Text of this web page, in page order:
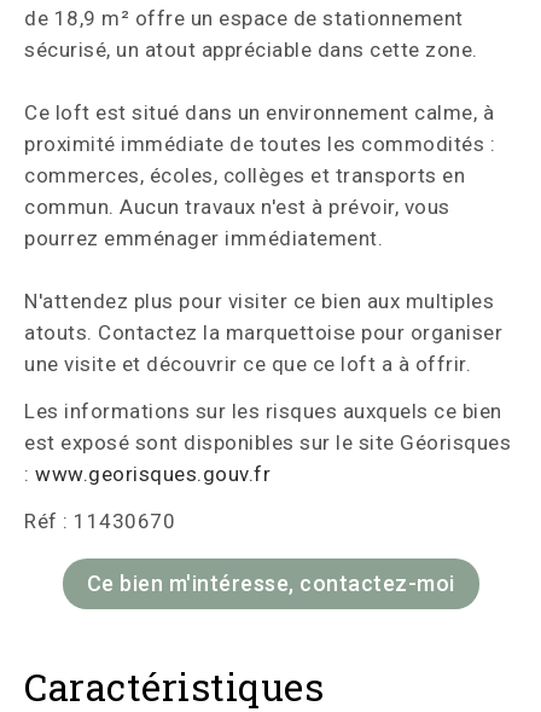
de 18,9 m² offre un espace de stationnement
sécurisé, un atout appréciable dans cette zone.
Ce loft est situé dans un environnement calme, à
proximité immédiate de toutes les commodités :
commerces, écoles, collèges et transports en
commun. Aucun travaux n'est à prévoir, vous
pourrez emménager immédiatement.
N'attendez plus pour visiter ce bien aux multiples
atouts. Contactez la marquettoise pour organiser
une visite et découvrir ce que ce loft a à offrir.
Les informations sur les risques auxquels ce bien
est exposé sont disponibles sur le site Géorisques
: www.georisques.gouv.fr
Réf : 11430670
Ce bien m'intéresse, contactez-moi
Caractéristiques